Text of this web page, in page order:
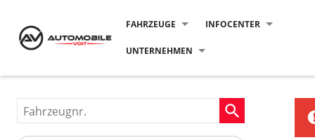
FAHRZEUGE INFOCENTER
UNTERNEHMEN
Fahrzeugnr.